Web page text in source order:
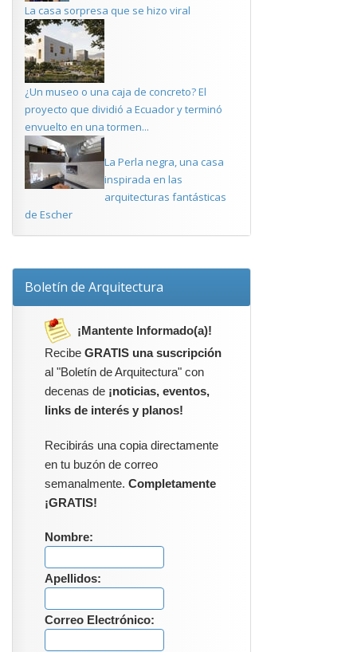
La casa sorpresa que se hizo viral
¿Un museo o una caja de concreto? El
proyecto que dividió a Ecuador y terminó
envuelto en una tormen...
La Perla negra, una casa
inspirada en las
arquitecturas fantásticas
de Escher
Boletín de Arquitectura
¡Mantente Informado(a)!
Recibe GRATIS una suscripción
al "Boletín de Arquitectura" con
decenas de ¡noticias, eventos,
links de interés y planos!
Recibirás una copia directamente
en tu buzón de correo
semanalmente. Completamente
¡GRATIS!
Nombre:
Apellidos:
Correo Electrónico: